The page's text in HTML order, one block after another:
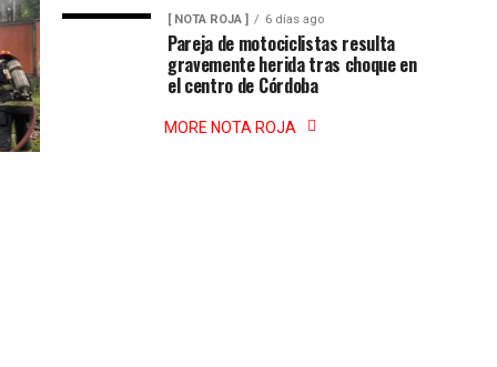
[ NOTA ROJA ] 6 días ago
Pareja de motociclistas resulta
gravemente herida tras choque en
el centro de Córdoba
MORE NOTA ROJA